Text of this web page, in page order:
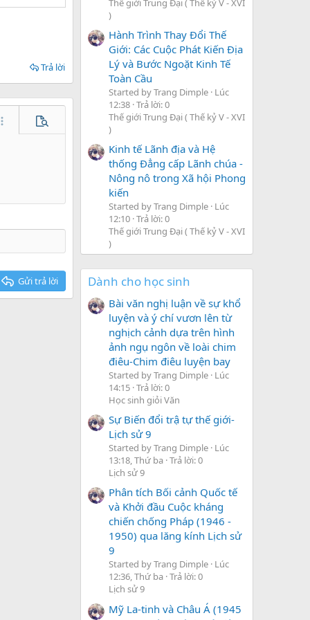
Trả lời
tùy chọn…
Xem trước
Gửi trả lời
Thế giới Trung Đại ( Thế kỷ V - XVI
)
Hành Trình Thay Đổi Thế
Giới: Các Cuộc Phát Kiến Địa
Lý và Bước Ngoặt Kinh Tế
Toàn Cầu
Started by Trang Dimple Lúc
12:38 Trả lời: 0
Thế giới Trung Đại ( Thế kỷ V - XVI
)
Kinh tế Lãnh địa và Hệ
thống Đẳng cấp Lãnh chúa -
Nông nô trong Xã hội Phong
kiến
Started by Trang Dimple Lúc
12:10 Trả lời: 0
Thế giới Trung Đại ( Thế kỷ V - XVI
)
Dành cho học sinh
Bài văn nghị luận về sự khổ
luyện và ý chí vươn lên từ
nghịch cảnh dựa trên hình
ảnh ngụ ngôn về loài chim
điêu-Chim điêu luyện bay
Started by Trang Dimple Lúc
14:15 Trả lời: 0
Học sinh giỏi Văn
Sự Biến đổi trậ tự thế giới-
Lịch sử 9
Started by Trang Dimple Lúc
13:18, Thứ ba Trả lời: 0
Lịch sử 9
Phân tích Bối cảnh Quốc tế
và Khởi đầu Cuộc kháng
chiến chống Pháp (1946 -
1950) qua lăng kính Lịch sử
9
Started by Trang Dimple Lúc
12:36, Thứ ba Trả lời: 0
Lịch sử 9
Mỹ La-tinh và Châu Á (1945